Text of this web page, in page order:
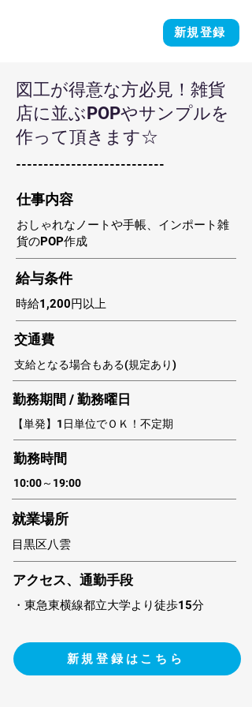
新規登録
図工が得意な方必見！雑貨
店に並ぶPOPやサンプルを
作って頂きます☆
---------------------------
​仕事内容
おしゃれなノートや手帳、インポート雑
貨のPOP作成
​給与条件
時給1,200円以上
​交通費
支給となる場合もある(規定あり)
勤務期間 / 勤務曜日
【単発】1日単位でＯＫ！不定期
​勤務時間
10:00～19:00
​就業場所
目黒区八雲
アクセス、通勤手段
・東急東横線都立大学より徒歩15分
新規登録はこちら